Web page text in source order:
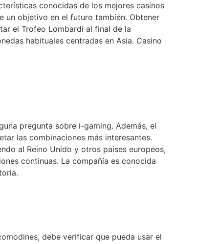
conocidas de los mejores casinos
un objetivo en el futuro también. Obtener
el Trofeo Lombardi al final de la
habituales centradas en Asia. Casino
pregunta sobre i-gaming. Además, el
las combinaciones más interesantes.
al Reino Unido y otros países europeos,
continuas. La compañía es conocida
debe verificar que pueda usar el